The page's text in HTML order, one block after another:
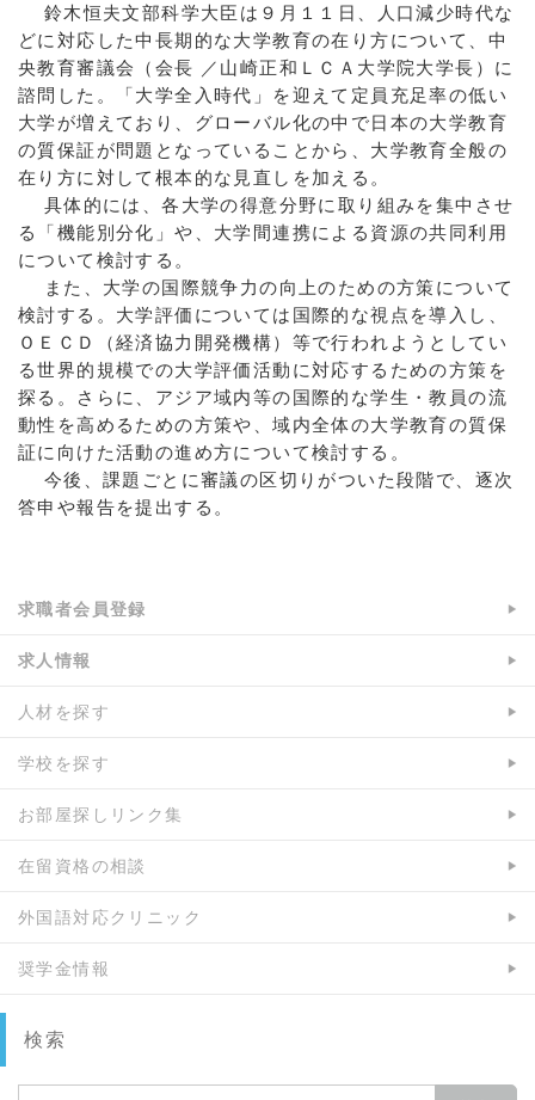
鈴木恒夫文部科学大臣は９月１１日、人口減少時代な
どに対応した中長期的な大学教育の在り方について、中
央教育審議会（会長 ／山崎正和ＬＣＡ大学院大学長）に
諮問した。「大学全入時代」を迎えて定員充足率の低い
大学が増えており、グローバル化の中で日本の大学教育
の質保証が問題となっていることから、大学教育全般の
在り方に対して根本的な見直しを加える。
具体的には、各大学の得意分野に取り組みを集中させ
る「機能別分化」や、大学間連携による資源の共同利用
について検討する。
また、大学の国際競争力の向上のための方策について
検討する。大学評価については国際的な視点を導入し、
ＯＥＣＤ（経済協力開発機構）等で行われようとしてい
る世界的規模での大学評価活動に対応するための方策を
探る。さらに、アジア域内等の国際的な学生・教員の流
動性を高めるための方策や、域内全体の大学教育の質保
証に向けた活動の進め方について検討する。
今後、課題ごとに審議の区切りがついた段階で、逐次
答申や報告を提出する。
求職者会員登録
求人情報
人材を探す
学校を探す
お部屋探しリンク集
在留資格の相談
外国語対応クリニック
奨学金情報
検索